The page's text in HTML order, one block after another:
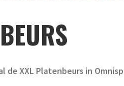
de XXL Platenbeurs in